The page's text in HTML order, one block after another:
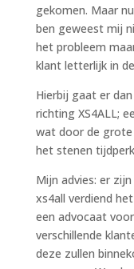
gekomen. Maar
ben geweest mij
het probleem
klant letterlijk in
Hierbij gaat er
richting XS4ALL;
wat door de
het stenen
Mijn advies: er
xs4all verdiend
een advocaat
verschillende
deze zullen